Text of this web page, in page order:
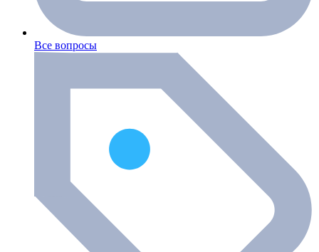
Все вопросы